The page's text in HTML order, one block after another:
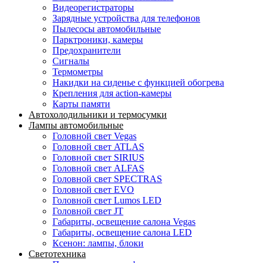
Видеорегистраторы
Зарядные устройства для телефонов
Пылесосы автомобильные
Парктроники, камеры
Предохранители
Сигналы
Термометры
Накидки на сиденье с функцией обогрева
Крепления для action-камеры
Карты памяти
Автохолодильники и термосумки
Лампы автомобильные
Головной свет Vegas
Головной свет ATLAS
Головной свет SIRIUS
Головной свет ALFAS
Головной свет SPECTRAS
Головной свет EVO
Головной свет Lumos LED
Головной свет JT
Габариты, освещение салона Vegas
Габариты, освещение салона LED
Ксенон: лампы, блоки
Светотехника